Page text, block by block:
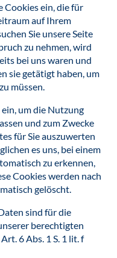
ein, die für
auf Ihrem
Sie unsere Seite
zu nehmen, wird
bei uns waren und
sie getätigt haben, um
müssen.
um die Nutzung
und zum Zwecke
für Sie auszuwerten
es uns, bei einem
zu erkennen,
Cookies werden nach
gelöscht.
sind für die
berechtigten
6 Abs. 1 S. 1 lit. f